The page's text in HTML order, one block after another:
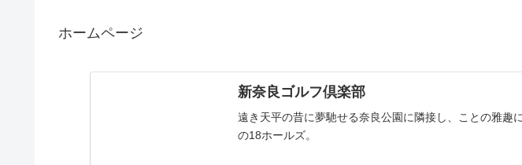
ホームページ
新奈良ゴルフ倶楽部
遠き天平の昔に夢馳せる奈良公園に隣接し、ことの雅趣
の18ホールズ。